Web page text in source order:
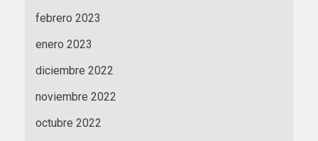
febrero 2023
enero 2023
diciembre 2022
noviembre 2022
octubre 2022